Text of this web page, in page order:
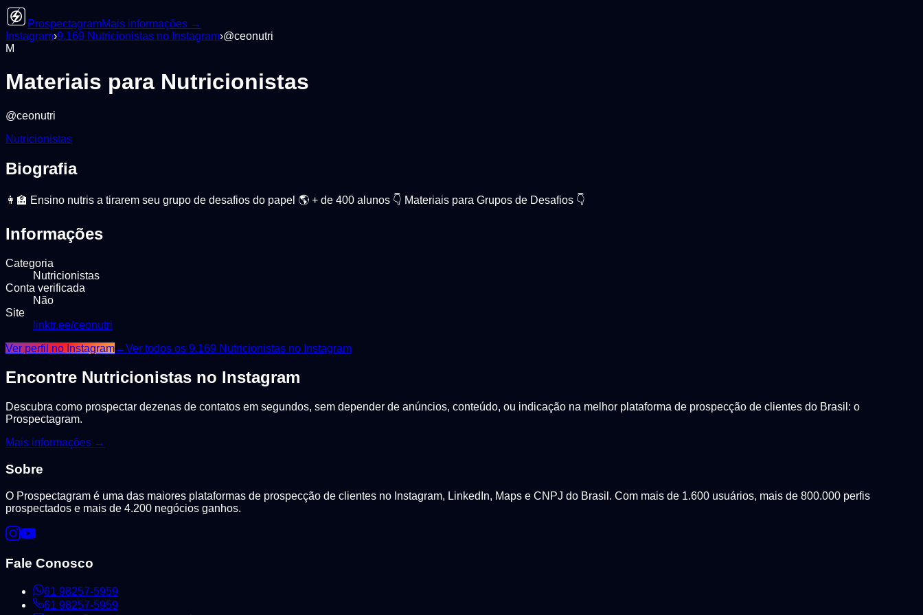
ProspectagramMais informações →
Instagram›9.169 Nutricionistas no Instagram›@ceonutri
M
Materiais para Nutricionistas
@ceonutri
Nutricionistas
Biografia
👩‍🏫 Ensino nutris a tirarem seu grupo de desafios do papel 🌎 + de 400 alunos 👇 Materiais para Grupos de Desafios 👇
Informações
Categoria
Nutricionistas
Conta verificada
Não
Site
linktr.ee/ceonutri
Ver perfil no Instagram←Ver todos os 9.169 Nutricionistas no Instagram
Encontre Nutricionistas no Instagram
Descubra como prospectar dezenas de contatos em segundos, sem depender de anúncios, conteúdo, ou indicação na melhor plataforma de prospecção de clientes do Brasil: o
Prospectagram.
Mais informações →
Sobre
O Prospectagram é uma das maiores plataformas de prospecção de clientes no Instagram, LinkedIn, Maps e CNPJ do Brasil. Com mais de 1.600 usuários, mais de 800.000 perfis
prospectados e mais de 4.200 negócios ganhos.
Fale Conosco
61 98257-5959
61 98257-5959